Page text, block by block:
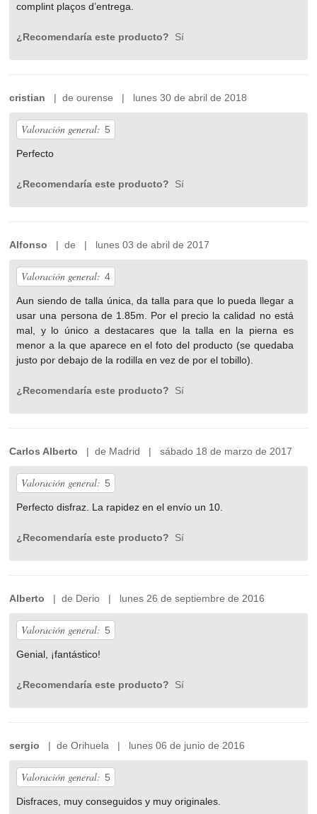
complint plaços d’entrega.
¿Recomendaría este producto? Sí
cristian | de ourense | lunes 30 de abril de 2018
Valoración general: 5
Perfecto
¿Recomendaría este producto? Sí
Alfonso | de | lunes 03 de abril de 2017
Valoración general: 4
Aun siendo de talla única, da talla para que lo pueda llegar a
usar una persona de 1.85m. Por el precio la calidad no está
mal, y lo único a destacares que la talla en la pierna es
menor a la que aparece en el foto del producto (se quedaba
justo por debajo de la rodilla en vez de por el tobillo).
¿Recomendaría este producto? Sí
Carlos Alberto | de Madrid | sábado 18 de marzo de 2017
Valoración general: 5
Perfecto disfraz. La rapidez en el envío un 10.
¿Recomendaría este producto? Sí
Alberto | de Derio | lunes 26 de septiembre de 2016
Valoración general: 5
Genial, ¡fantástico!
¿Recomendaría este producto? Sí
sergio | de Orihuela | lunes 06 de junio de 2016
Valoración general: 5
Disfraces, muy conseguidos y muy originales.